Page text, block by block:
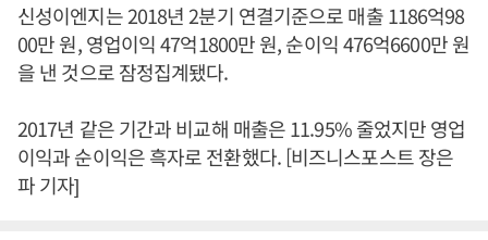
신성이엔지는 2018년 2분기 연결기준으로 매출 1186억98
00만 원, 영업이익 47억1800만 원, 순이익 476억6600만 원
을 낸 것으로 잠정집계됐다.
2017년 같은 기간과 비교해 매출은 11.95% 줄었지만 영업
이익과 순이익은 흑자로 전환했다. [비즈니스포스트 장은
파 기자]